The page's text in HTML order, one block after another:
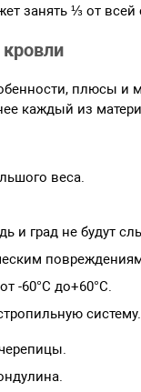
занять ⅓ от всей
плюсы
каждый из
веса.
и град не будут
-60°С до+60°С.
систему.